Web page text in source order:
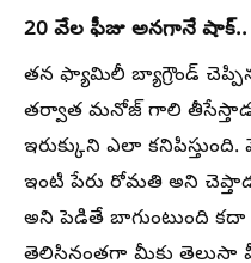
20 వేల ఫీజు అనగానే షాక్..
తన ఫ్యామిలీ బ్యాగ్రౌండ్
తర్వాత మనోజ్ గాలి
ఇరుక్కుని ఎలా
ఇంటి పేరు రోమతి అని
అని పెడితే బాగుంటుంది
తెలిసినంతగా మీకు తెలుసా